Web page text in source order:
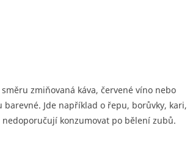
zmiňovaná káva, červené víno nebo
Jde například o řepu, borůvky, kari,
nedoporučují konzumovat po bělení zubů.